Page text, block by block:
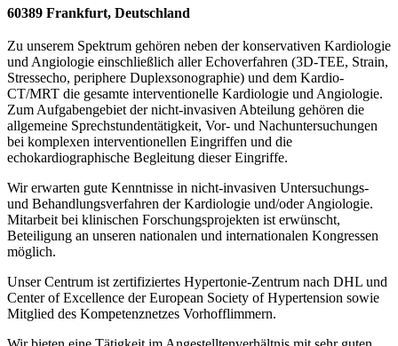
60389 Frankfurt, Deutschland
Zu unserem Spektrum gehören neben der konservativen Kardiologie
und Angiologie einschließlich aller Echoverfahren (3D-TEE, Strain,
Stressecho, periphere Duplexsonographie) und dem Kardio-
CT/MRT die gesamte interventionelle Kardiologie und Angiologie.
Zum Aufgabengebiet der nicht-invasiven Abteilung gehören die
allgemeine Sprechstundentätigkeit, Vor- und Nachuntersuchungen
bei komplexen interventionellen Eingriffen und die
echokardiographische Begleitung dieser Eingriffe.
Wir erwarten gute Kenntnisse in nicht-invasiven Untersuchungs-
und Behandlungsverfahren der Kardiologie und/oder Angiologie.
Mitarbeit bei klinischen Forschungsprojekten ist erwünscht,
Beteiligung an unseren nationalen und internationalen Kongressen
möglich.
Unser Centrum ist zertifiziertes Hypertonie-Zentrum nach DHL und
Center of Excellence der European Society of Hypertension sowie
Mitglied des Kompetenznetzes Vorhofflimmern.